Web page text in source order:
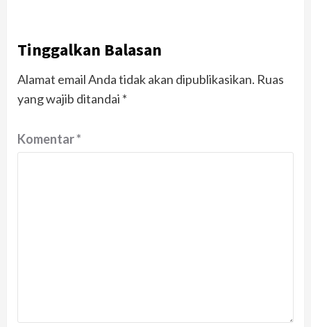
Tinggalkan Balasan
Alamat email Anda tidak akan dipublikasikan. Ruas
yang wajib ditandai *
Komentar*